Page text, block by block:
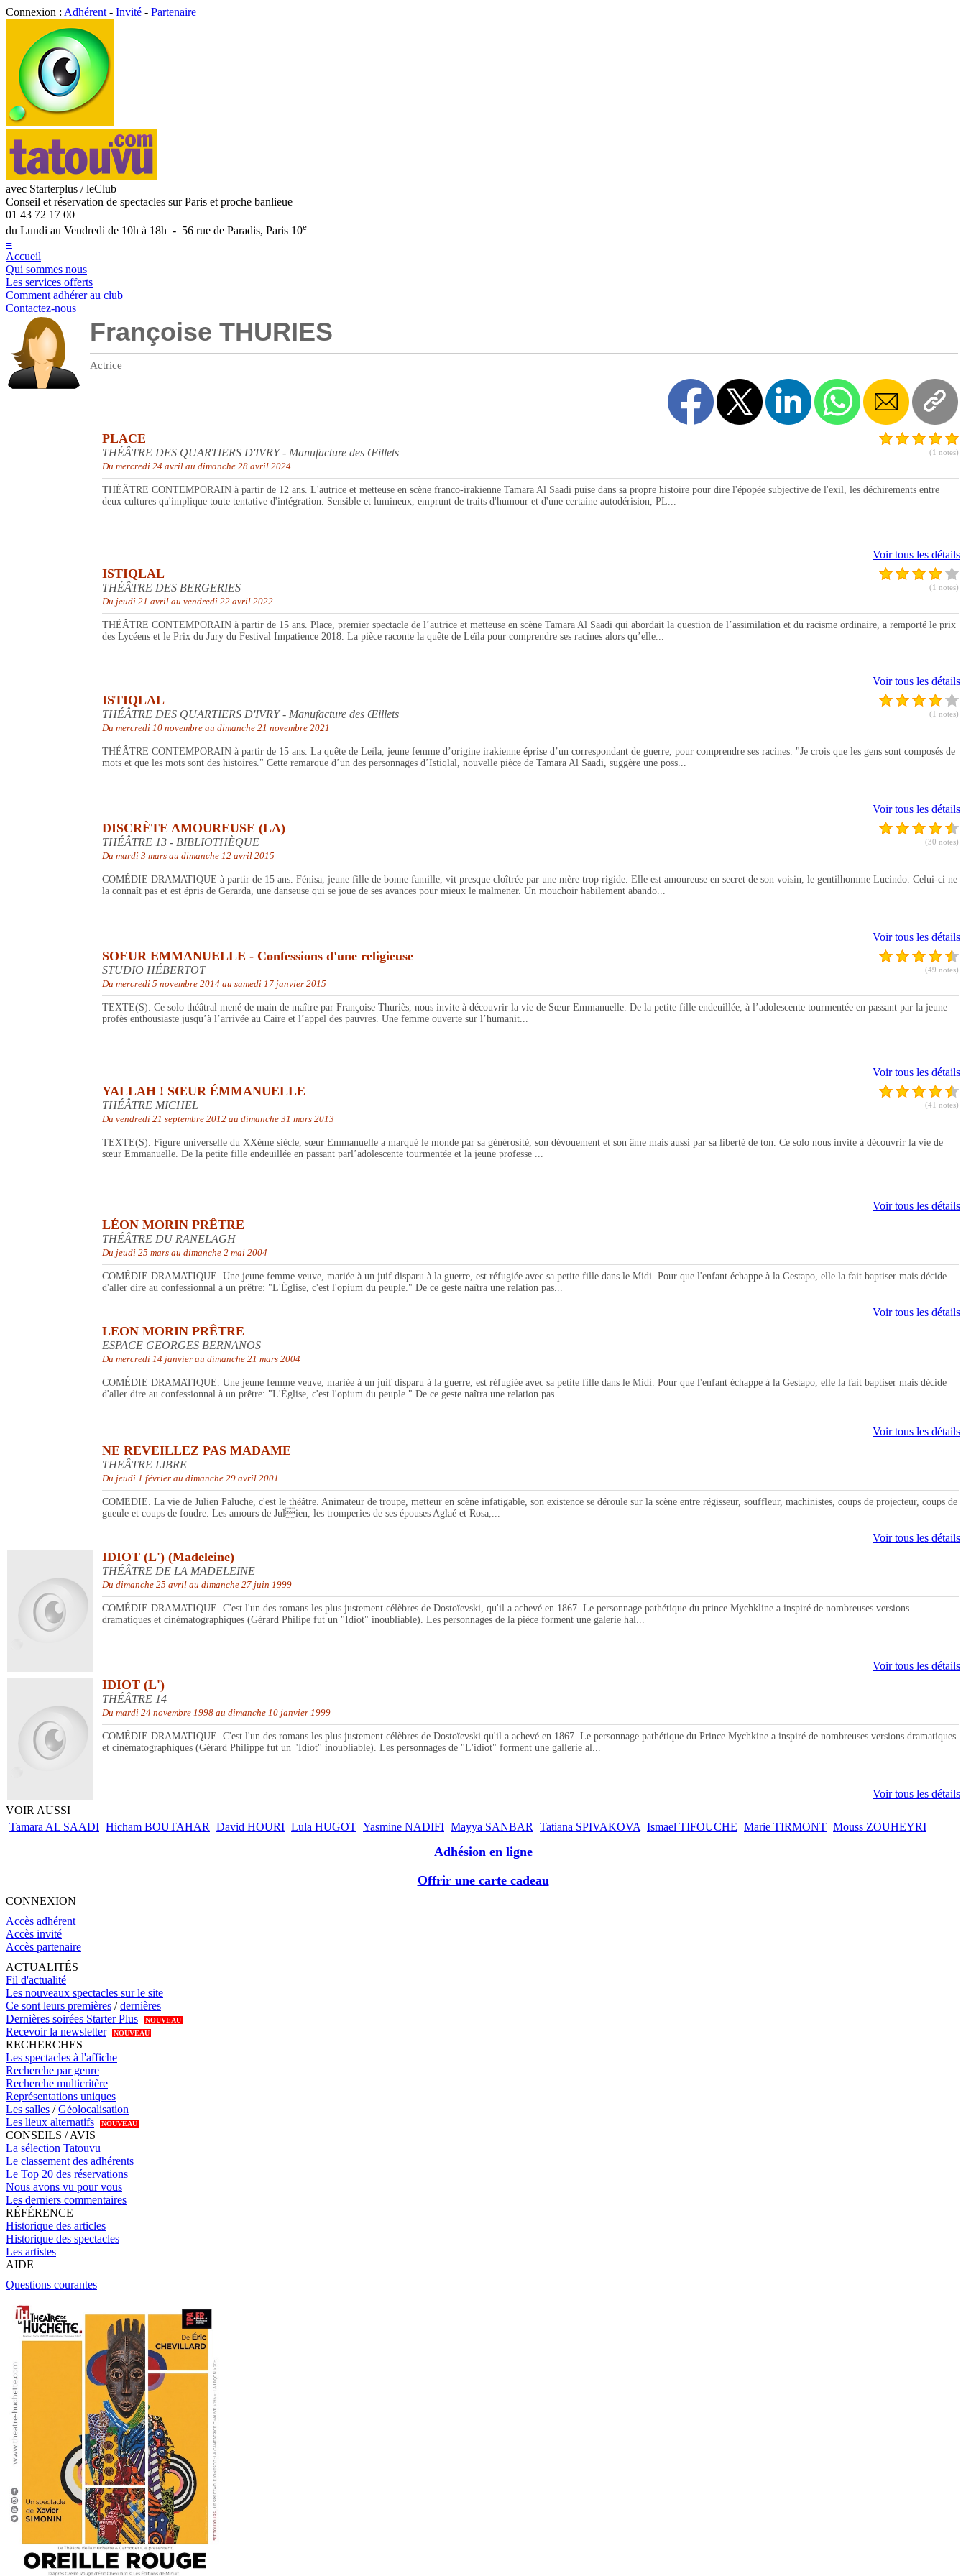
Connexion : Adhérent - Invité - Partenaire
avec Starterplus / leClub
Conseil et réservation de spectacles sur Paris et proche banlieue
01 43 72 17 00
du Lundi au Vendredi de 10h à 18h - 56 rue de Paradis, Paris 10e
≡
Accueil
Qui sommes nous
Les services offerts
Comment adhérer au club
Contactez-nous
Françoise THURIES
Actrice
(1 notes)
PLACE
THÉÂTRE DES QUARTIERS D'IVRY - Manufacture des Œillets
Du mercredi 24 avril au dimanche 28 avril 2024
THÉÂTRE CONTEMPORAIN à partir de 12 ans. L'autrice et metteuse en scène franco-irakienne Tamara Al Saadi puise dans sa propre histoire pour dire l'épopée subjective de l'exil, les déchirements entre
deux cultures qu'implique toute tentative d'intégration. Sensible et lumineux, emprunt de traits d'humour et d'une certaine autodérision, PL...
Voir tous les détails
(1 notes)
ISTIQLAL
THÉÂTRE DES BERGERIES
Du jeudi 21 avril au vendredi 22 avril 2022
THÉÂTRE CONTEMPORAIN à partir de 15 ans. Place, premier spectacle de l’autrice et metteuse en scène Tamara Al Saadi qui abordait la question de l’assimilation et du racisme ordinaire, a remporté le prix
des Lycéens et le Prix du Jury du Festival Impatience 2018. La pièce raconte la quête de Leïla pour comprendre ses racines alors qu’elle...
Voir tous les détails
(1 notes)
ISTIQLAL
THÉÂTRE DES QUARTIERS D'IVRY - Manufacture des Œillets
Du mercredi 10 novembre au dimanche 21 novembre 2021
THÉÂTRE CONTEMPORAIN à partir de 15 ans. La quête de Leïla, jeune femme d’origine irakienne éprise d’un correspondant de guerre, pour comprendre ses racines. "Je crois que les gens sont composés de
mots et que les mots sont des histoires." Cette remarque d’un des personnages d’Istiqlal, nouvelle pièce de Tamara Al Saadi, suggère une poss...
Voir tous les détails
(30 notes)
DISCRÈTE AMOUREUSE (LA)
THÉÂTRE 13 - BIBLIOTHÈQUE
Du mardi 3 mars au dimanche 12 avril 2015
COMÉDIE DRAMATIQUE à partir de 15 ans. Fénisa, jeune fille de bonne famille, vit presque cloîtrée par une mère trop rigide. Elle est amoureuse en secret de son voisin, le gentilhomme Lucindo. Celui-ci ne
la connaît pas et est épris de Gerarda, une danseuse qui se joue de ses avances pour mieux le malmener. Un mouchoir habilement abando...
Voir tous les détails
(49 notes)
SOEUR EMMANUELLE - Confessions d'une religieuse
STUDIO HÉBERTOT
Du mercredi 5 novembre 2014 au samedi 17 janvier 2015
TEXTE(S). Ce solo théâtral mené de main de maître par Françoise Thuriès, nous invite à découvrir la vie de Sœur Emmanuelle. De la petite fille endeuillée, à l’adolescente tourmentée en passant par la jeune
profès enthousiaste jusqu’à l’arrivée au Caire et l’appel des pauvres. Une femme ouverte sur l’humanit...
Voir tous les détails
(41 notes)
YALLAH ! SŒUR ÉMMANUELLE
THÉÂTRE MICHEL
Du vendredi 21 septembre 2012 au dimanche 31 mars 2013
TEXTE(S). Figure universelle du XXème siècle, sœur Emmanuelle a marqué le monde par sa générosité, son dévouement et son âme mais aussi par sa liberté de ton. Ce solo nous invite à découvrir la vie de
sœur Emmanuelle. De la petite fille endeuillée en passant parl’adolescente tourmentée et la jeune professe ...
Voir tous les détails
LÉON MORIN PRÊTRE
THÉÂTRE DU RANELAGH
Du jeudi 25 mars au dimanche 2 mai 2004
COMÉDIE DRAMATIQUE. Une jeune femme veuve, mariée à un juif disparu à la guerre, est réfugiée avec sa petite fille dans le Midi. Pour que l'enfant échappe à la Gestapo, elle la fait baptiser mais décide
d'aller dire au confessionnal à un prêtre: "L'Église, c'est l'opium du peuple." De ce geste naîtra une relation pas...
Voir tous les détails
LEON MORIN PRÊTRE
ESPACE GEORGES BERNANOS
Du mercredi 14 janvier au dimanche 21 mars 2004
COMÉDIE DRAMATIQUE. Une jeune femme veuve, mariée à un juif disparu à la guerre, est réfugiée avec sa petite fille dans le Midi. Pour que l'enfant échappe à la Gestapo, elle la fait baptiser mais décide
d'aller dire au confessionnal à un prêtre: "L'Église, c'est l'opium du peuple." De ce geste naîtra une relation pas...
Voir tous les détails
NE REVEILLEZ PAS MADAME
THEÂTRE LIBRE
Du jeudi 1 février au dimanche 29 avril 2001
COMEDIE. La vie de Julien Paluche, c'est le théâtre. Animateur de troupe, metteur en scène infatigable, son existence se déroule sur la scène entre régisseur, souffleur, machinistes, coups de projecteur, coups de
gueule et coups de foudre. Les amours de Julien, les tromperies de ses épouses Aglaé et Rosa,...
Voir tous les détails
IDIOT (L') (Madeleine)
THÉÂTRE DE LA MADELEINE
Du dimanche 25 avril au dimanche 27 juin 1999
COMÉDIE DRAMATIQUE. C'est l'un des romans les plus justement célèbres de Dostoïevski, qu'il a achevé en 1867. Le personnage pathétique du prince Mychkline a inspiré de nombreuses versions
dramatiques et cinématographiques (Gérard Philipe fut un "Idiot" inoubliable). Les personnages de la pièce forment une galerie hal...
Voir tous les détails
IDIOT (L')
THÉÂTRE 14
Du mardi 24 novembre 1998 au dimanche 10 janvier 1999
COMÉDIE DRAMATIQUE. C'est l'un des romans les plus justement célèbres de Dostoïevski qu'il a achevé en 1867. Le personnage pathétique du Prince Mychkine a inspiré de nombreuses versions dramatiques
et cinématographiques (Gérard Philippe fut un "Idiot" inoubliable). Les personnages de "L'idiot" forment une gallerie al...
Voir tous les détails
VOIR AUSSI
Tamara AL SAADI Hicham BOUTAHAR David HOURI Lula HUGOT Yasmine NADIFI Mayya SANBAR Tatiana SPIVAKOVA Ismael TIFOUCHE Marie TIRMONT Mouss ZOUHEYRI
Adhésion en ligne
Offrir une carte cadeau
CONNEXION
Accès adhérent
Accès invité
Accès partenaire
ACTUALITÉS
Fil d'actualité
Les nouveaux spectacles sur le site
Ce sont leurs premières /dernières
Dernières soirées Starter Plus
NOUVEAU
Recevoir la newsletter NOUVEAU
RECHERCHES
Les spectacles à l'affiche
Recherche par genre
Recherche multicritère
Représentations uniques
Les salles /Géolocalisation
Les lieux alternatifs
NOUVEAU
CONSEILS / AVIS
La sélection Tatouvu
Le classement des adhérents
Le Top 20 des réservations
Nous avons vu pour vous
Les derniers commentaires
RÉFÉRENCE
Historique des articles
Historique des spectacles
Les artistes
AIDE
Questions courantes